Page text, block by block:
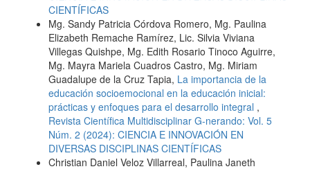
CIENTÍFICAS
Mg. Sandy Patricia Córdova Romero, Mg. Paulina
Elizabeth Remache Ramírez, Lic. Silvia Viviana
Villegas Quishpe, Mg. Edith Rosario Tinoco Aguirre,
Mg. Mayra Mariela Cuadros Castro, Mg. Miriam
Guadalupe de la Cruz Tapia, La importancia de la
educación socioemocional en la educación inicial:
prácticas y enfoques para el desarrollo integral ,
Revista Científica Multidisciplinar G-nerando: Vol. 5
Núm. 2 (2024): CIENCIA E INNOVACIÓN EN
DIVERSAS DISCIPLINAS CIENTÍFICAS
Christian Daniel Veloz Villarreal, Paulina Janeth